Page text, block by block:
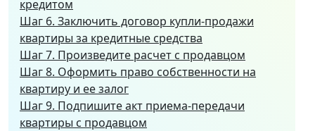
кредитом
Шаг 6. Заключить договор купли-продажи
квартиры за кредитные средства
Шаг 7. Произведите расчет с продавцом
Шаг 8. Оформить право собственности на
квартиру и ее залог
Шаг 9. Подпишите акт приема-передачи
квартиры с продавцом